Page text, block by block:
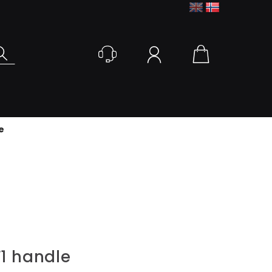
handle